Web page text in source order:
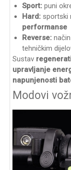
Sport: puni
Hard: sportski
performanse
Reverse:
tehničkim
Sustav
upravljanje
napunjenosti
Modovi